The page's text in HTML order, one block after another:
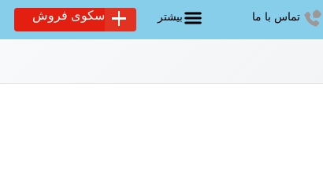
تماس با ما بیشتر سکوی فروش